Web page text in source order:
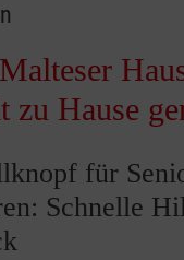
zu Hause
für
Schnelle